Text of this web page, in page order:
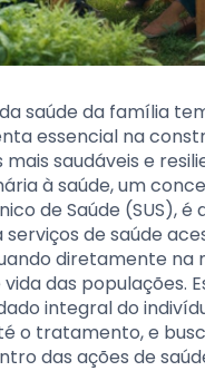
saúde da família
essencial na
saudáveis e
à saúde, um
de Saúde (SUS), é
de saúde
diretamente na
das populações.
integral do
o tratamento, e
das ações de